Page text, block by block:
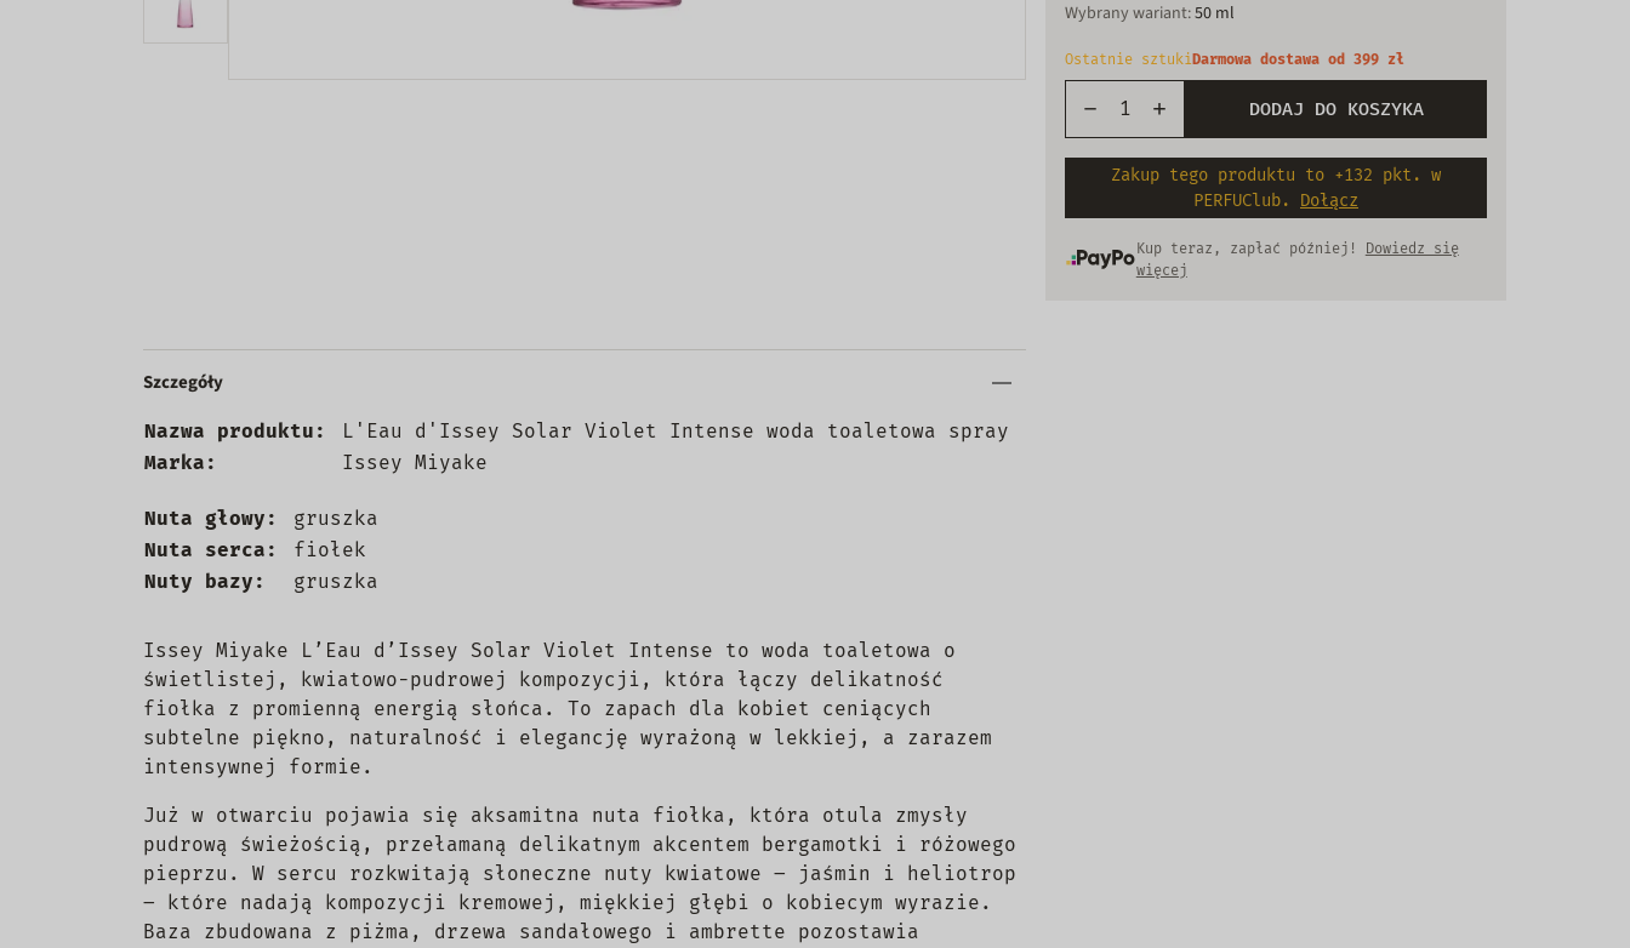
Wybrany wariant:50 ml
Ostatnie sztukiDarmowa dostawa od 399 zł
DODAJ DO KOSZYKA
Zakup tego produktu to +132 pkt. w
PERFUClub. Dołącz
Kup teraz, zapłać później!
Dowiedz się
więcej
Szczegóły
Nazwa produktu:
L'Eau d'Issey Solar Violet Intense woda toaletowa spray
Marka:
Issey Miyake
Nuta głowy:
gruszka
Nuta serca:
fiołek
Nuty bazy:
gruszka
Issey Miyake L’Eau d’Issey Solar Violet Intense to woda toaletowa o
świetlistej, kwiatowo-pudrowej kompozycji, która łączy delikatność
fiołka z promienną energią słońca. To zapach dla kobiet ceniących
subtelne piękno, naturalność i elegancję wyrażoną w lekkiej, a zarazem
intensywnej formie.
Już w otwarciu pojawia się aksamitna nuta fiołka, która otula zmysły
pudrową świeżością, przełamaną delikatnym akcentem bergamotki i różowego
pieprzu. W sercu rozkwitają słoneczne nuty kwiatowe – jaśmin i heliotrop
– które nadają kompozycji kremowej, miękkiej głębi o kobiecym wyrazie.
Baza zbudowana z piżma, drzewa sandałowego i ambrette pozostawia